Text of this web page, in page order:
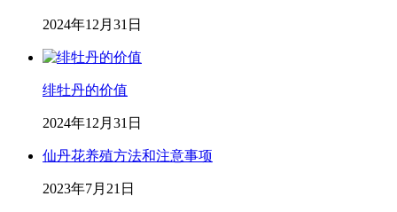
2024年12月31日
绯牡丹的价值
2024年12月31日
仙丹花养殖方法和注意事项
2023年7月21日